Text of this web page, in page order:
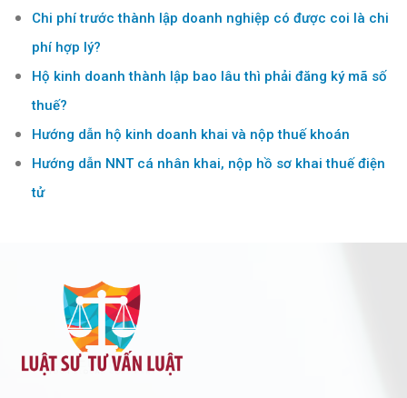
Chi phí trước thành lập doanh nghiệp có được coi là chi
phí hợp lý?
Hộ kinh doanh thành lập bao lâu thì phải đăng ký mã số
thuế?
Hướng dẫn hộ kinh doanh khai và nộp thuế khoán
Hướng dẫn NNT cá nhân khai, nộp hồ sơ khai thuế điện
tử